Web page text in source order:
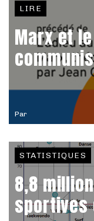
Par
LIRE
Marx et
STATISTIQUES
8,8
sportives